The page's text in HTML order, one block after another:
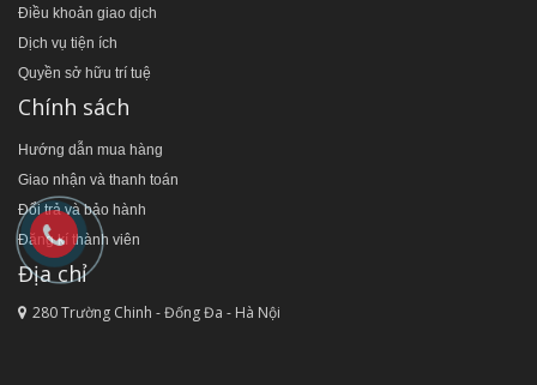
Điều khoản giao dịch
Dịch vụ tiện ích
Quyền sở hữu trí tuệ
Chính sách
Hướng dẫn mua hàng
Giao nhận và thanh toán
Đổi trả và bảo hành
Đăng kí thành viên
Địa chỉ
280 Trường Chinh - Đống Đa - Hà Nội